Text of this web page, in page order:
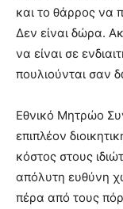
και το θάρρος να
Δεν είναι δώρα.
να είναι σε
πουλιούνται σαν
Εθνικό Μητρώο
επιπλέον
κόστος στους
απόλυτη ευθύνη
πέρα από τους